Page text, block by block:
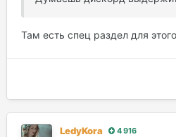
Там есть спец раздел для
LedyKora 4 916